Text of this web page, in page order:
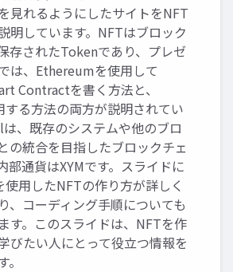
見れるようにしたサイトをNFT
明しています。NFTはブロック
存されたTokenであり、プレゼ
は、Ethereumを使用して
Contractを書く方法と、
る方法の両方が説明されてい
、既存のシステムや他のブロ
の統合を目指したブロックチェ
部通貨はXYMです。スライドに
用したNFTの作り方が詳しく
、コーディング手順についても
す。このスライドは、NFTを作
びたい人にとって役立つ情報を